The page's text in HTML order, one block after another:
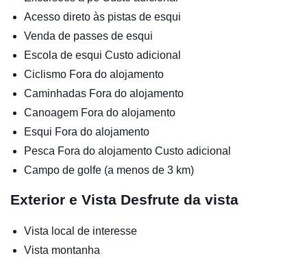
Acesso direto às pistas de esqui
Venda de passes de esqui
Escola de esqui Custo adicional
Ciclismo Fora do alojamento
Caminhadas Fora do alojamento
Canoagem Fora do alojamento
Esqui Fora do alojamento
Pesca Fora do alojamento Custo adicional
Campo de golfe (a menos de 3 km)
Exterior e Vista Desfrute da vista
Vista local de interesse
Vista montanha